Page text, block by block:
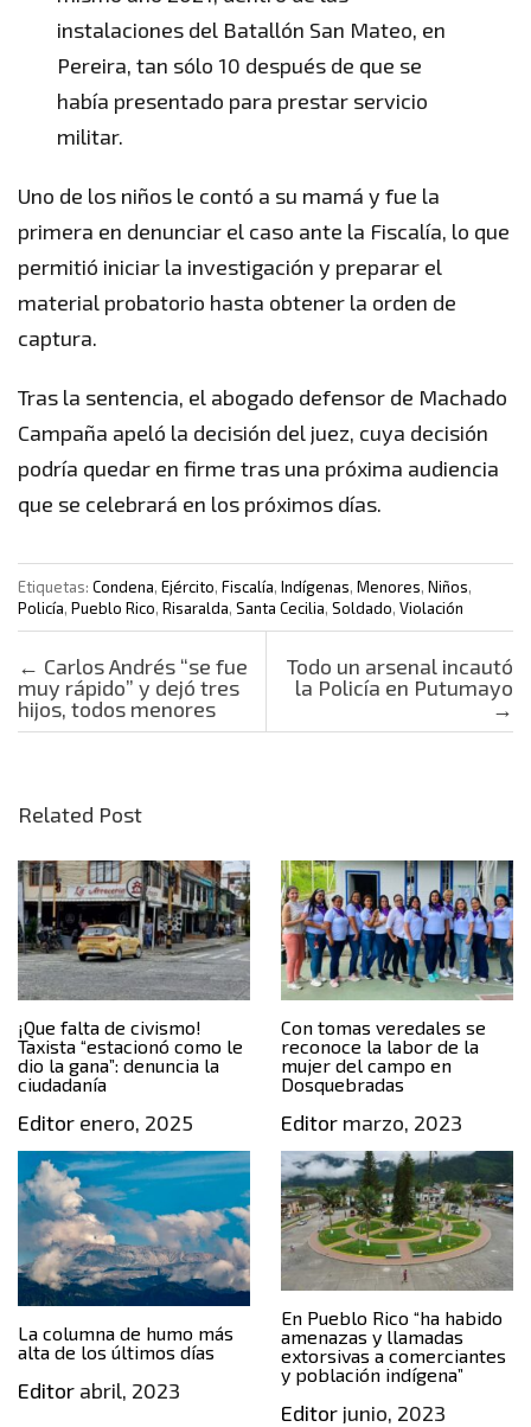
instalaciones del Batallón San Mateo, en
Pereira, tan sólo 10 después de que se
había presentado para prestar servicio
militar.
Uno de los niños le contó a su mamá y fue la
primera en denunciar el caso ante la Fiscalía, lo que
permitió iniciar la investigación y preparar el
material probatorio hasta obtener la orden de
captura.
Tras la sentencia, el abogado defensor de Machado
Campaña apeló la decisión del juez, cuya decisión
podría quedar en firme tras una próxima audiencia
que se celebrará en los próximos días.
Etiquetas: Condena, Ejército, Fiscalía, Indígenas, Menores, Niños,
Policía, Pueblo Rico, Risaralda, Santa Cecilia, Soldado, Violación
Post navigation
← Carlos Andrés “se fue
muy rápido” y dejó tres
hijos, todos menores
Todo un arsenal incautó
la Policía en Putumayo
→
Related Post
¡Que falta de civismo!
Taxista “estacionó como le
dio la gana”: denuncia la
ciudadanía
Editor enero, 2025
Con tomas veredales se
reconoce la labor de la
mujer del campo en
Dosquebradas
Editormarzo, 2023
La columna de humo más
alta de los últimos días
Editor abril, 2023
En Pueblo Rico “ha habido
amenazas y llamadas
extorsivas a comerciantes
y población indígena”
Editorjunio, 2023